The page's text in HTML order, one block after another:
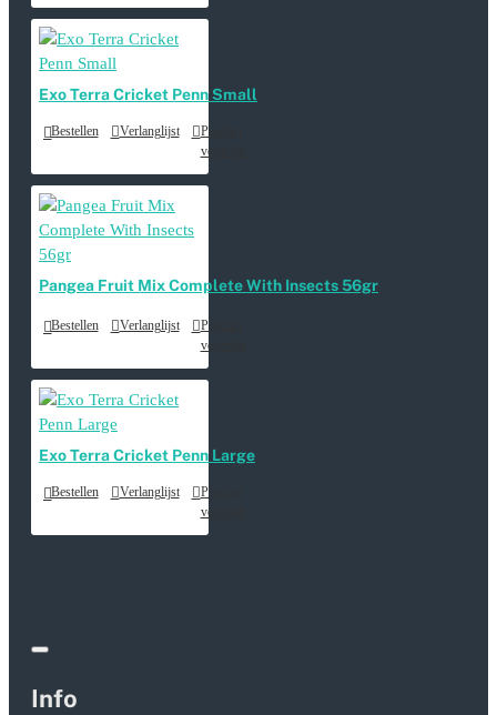
Exo Terra Cricket Penn Small
Bestellen Verlanglijst
Product
vergelijk
Pangea Fruit Mix Complete With Insects 56gr
Bestellen Verlanglijst
Product
vergelijk
Exo Terra Cricket Penn Large
Bestellen Verlanglijst
Product
vergelijk
Info